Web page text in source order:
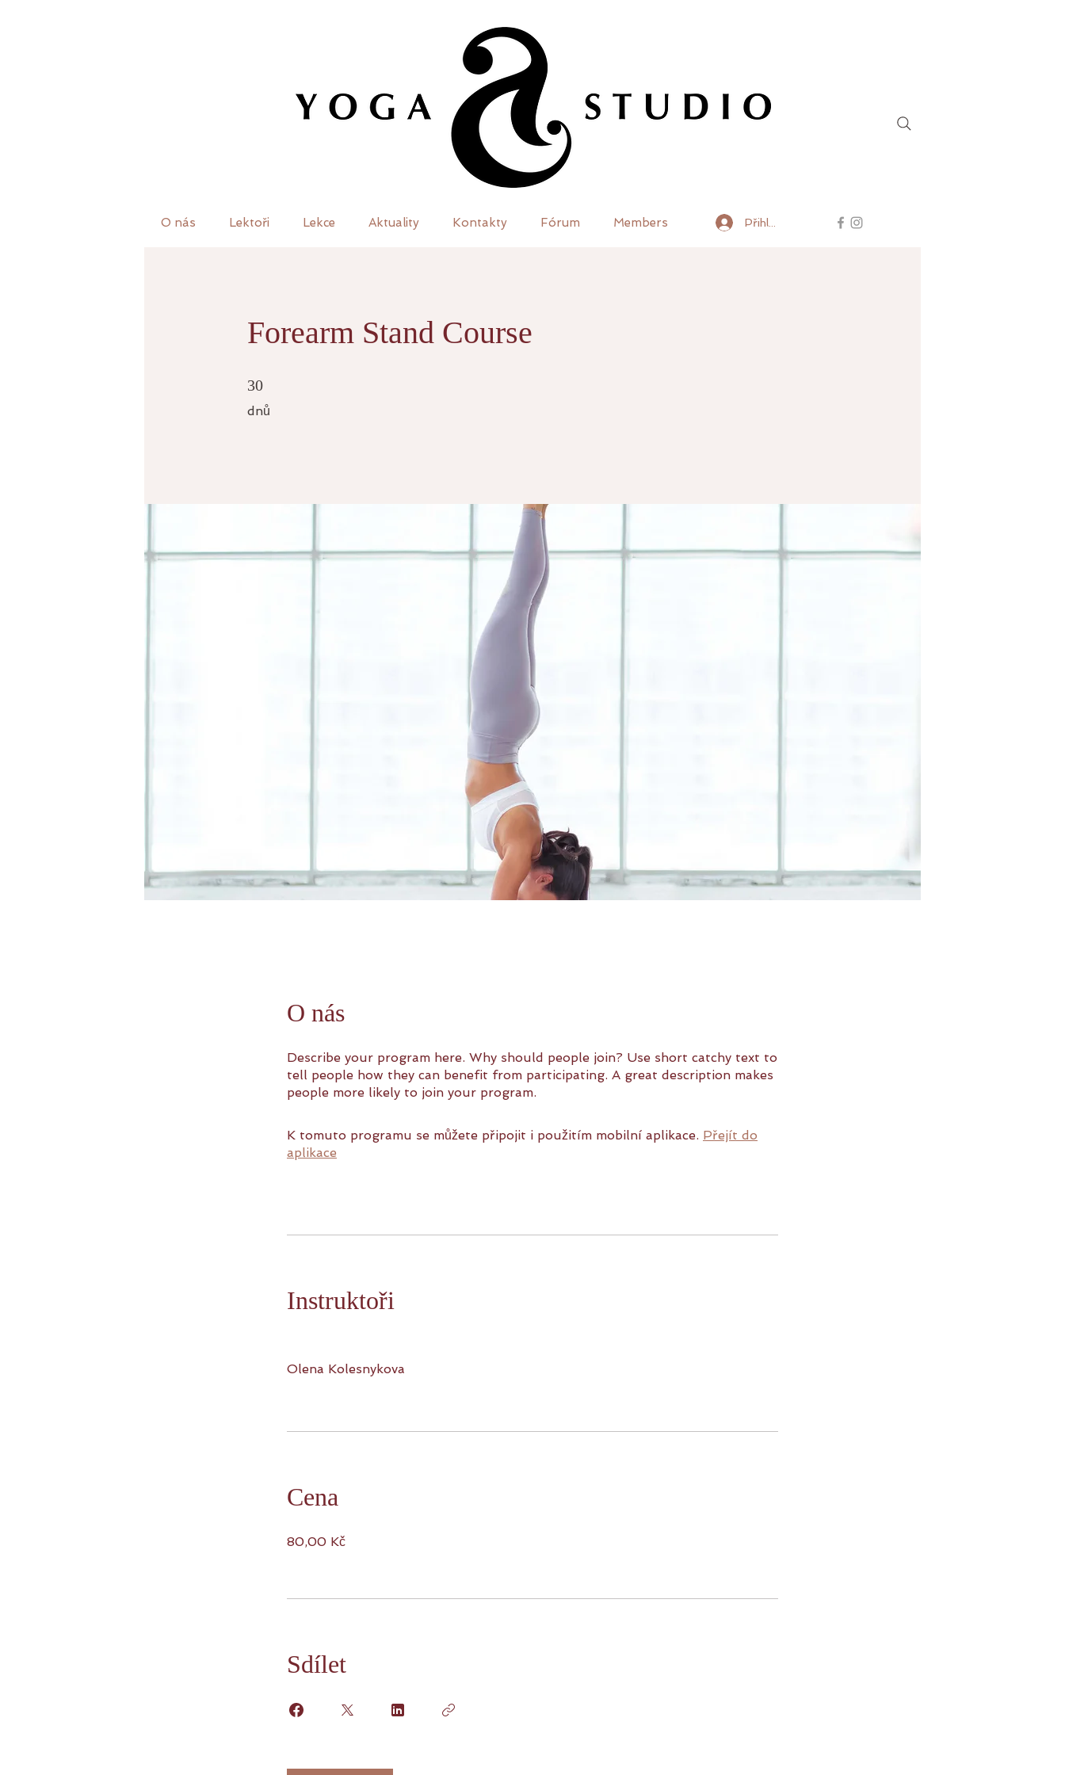
O nás Lektoři Lekce Aktuality Kontakty Fórum Members Přihlásit se
Forearm Stand Course
30
dnů
O nás
Describe your program here. Why should people join? Use short catchy text to
tell people how they can benefit from participating. A great description makes
people more likely to join your program.
K tomuto programu se můžete připojit i použitím mobilní aplikace. Přejít do
aplikace
Instruktoři
Olena Kolesnykova
Cena
80,00 Kč
Sdílet